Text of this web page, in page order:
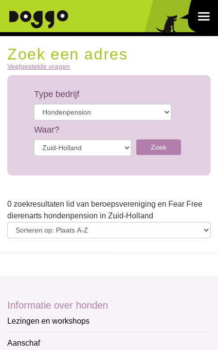
Zoek een adres
Veelgestelde vragen
Type bedrijf
Waar?
Zoek
0 zoekresultaten lid van beroepsvereniging en Fear Free
dierenarts hondenpension in Zuid-Holland
Informatie over honden
Lezingen en workshops
Aanschaf